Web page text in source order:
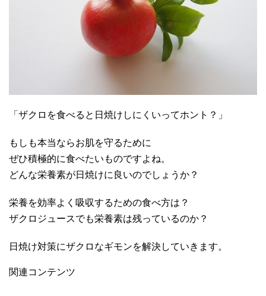
「ザクロを食べると日焼けしにくいってホント？」
もしも本当ならお肌を守るために
ぜひ積極的に食べたいものですよね。
どんな栄養素が日焼けに良いのでしょうか？
栄養を効率よく吸収するための食べ方は？
ザクロジュースでも栄養素は残っているのか？
日焼け対策にザクロなギモンを解決していきます。
関連コンテンツ